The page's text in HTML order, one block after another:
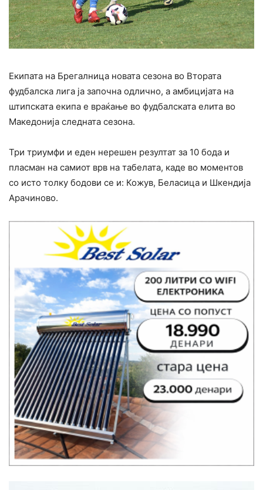
Екипата на Брегалница новата сезона во Втората
фудбалска лига ја започна одлично, а амбицијата на
штипската екипа е враќање во фудбалската елита во
Македонија следната сезона.
Три триумфи и еден нерешен резултат за 10 бода и
пласман на самиот врв на табелата, каде во моментов
со исто толку бодови се и: Кожув, Беласица и Шкендија
Арачиново.